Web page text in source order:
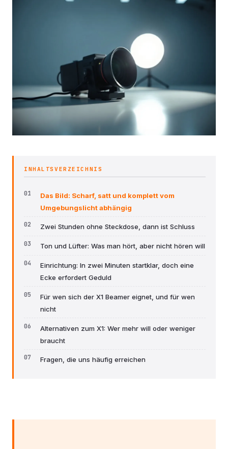
INHALTSVERZEICHNIS
Das Bild: Scharf, satt und komplett vom
Umgebungslicht abhängig
Zwei Stunden ohne Steckdose, dann ist Schluss
Ton und Lüfter: Was man hört, aber nicht hören will
Einrichtung: In zwei Minuten startklar, doch eine
Ecke erfordert Geduld
Für wen sich der X1 Beamer eignet, und für wen
nicht
Alternativen zum X1: Wer mehr will oder weniger
braucht
Fragen, die uns häufig erreichen